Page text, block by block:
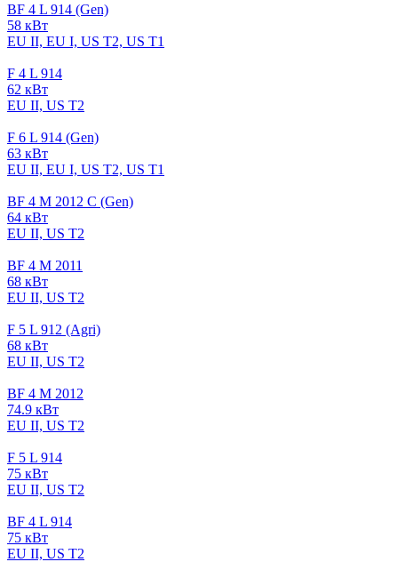
BF 4 L 914 (Gen)
58 кВт
EU II, EU I, US T2, US T1
F 4 L 914
62 кВт
EU II, US T2
F 6 L 914 (Gen)
63 кВт
EU II, EU I, US T2, US T1
BF 4 M 2012 C (Gen)
64 кВт
EU II, US T2
BF 4 M 2011
68 кВт
EU II, US T2
F 5 L 912 (Agri)
68 кВт
EU II, US T2
BF 4 M 2012
74.9 кВт
EU II, US T2
F 5 L 914
75 кВт
EU II, US T2
BF 4 L 914
75 кВт
EU II, US T2